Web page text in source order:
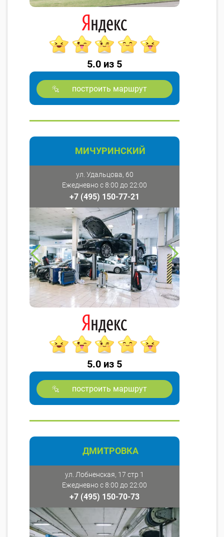
5.0 из 5
построить маршрут
МИЧУРИНСКИЙ
ул. Удальцова, 60
Ежедневно с 8:00 до 22:00
+7 (495) 150-77-21
5.0 из 5
построить маршрут
ДМИТРОВКА
ул. Лобненская, 17 стр 1
Ежедневно с 8:00 до 22:00
+7 (495) 150-70-73